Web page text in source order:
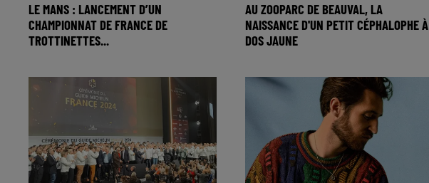
LE MANS : LANCEMENT D’UN
CHAMPIONNAT DE FRANCE DE
TROTTINETTES...
AU ZOOPARC DE BEAUVAL, LA
NAISSANCE D'UN PETIT CÉPHALOPHE À
DOS JAUNE